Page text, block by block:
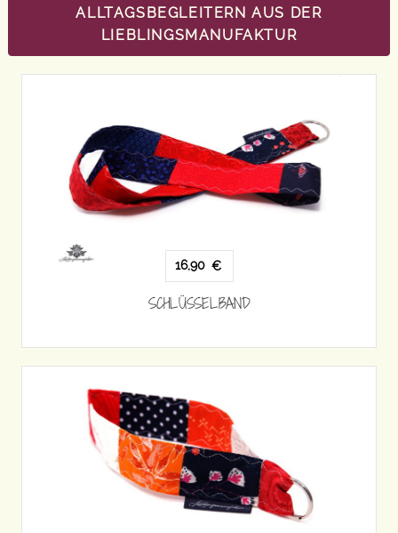
ALLTAGSBEGLEITERN AUS DER
LIEBLINGSMANUFAKTUR
16,90 €
SCHLÜSSELBAND